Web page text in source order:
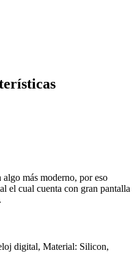
más moderno, por eso
el cual cuenta con gran pantalla
digital, Material: Silicon,